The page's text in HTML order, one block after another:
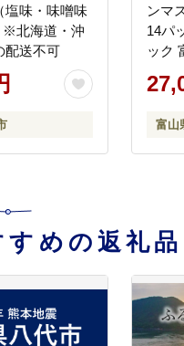
塩味・味噌味
※北海道・沖
配送不可
ンマ
14パ
ック
ぶ
道・
富山
めの返礼品